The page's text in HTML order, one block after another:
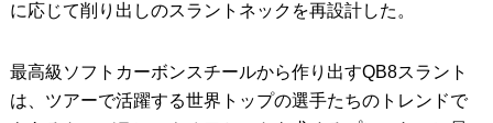
に応じて削り出しのスラントネックを再設計した。
最高級ソフトカーボンスチールから作り出すQB8スラント
は、ツアーで活躍する世界トップの選手たちのトレンドで